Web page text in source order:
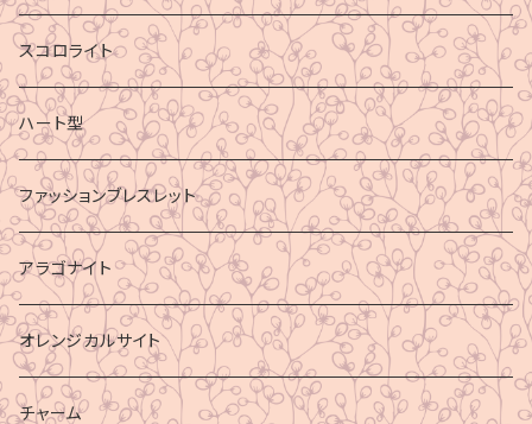
スコロライト
ハート型
ファッションブレスレット
アラゴナイト
オレンジカルサイト
チャーム